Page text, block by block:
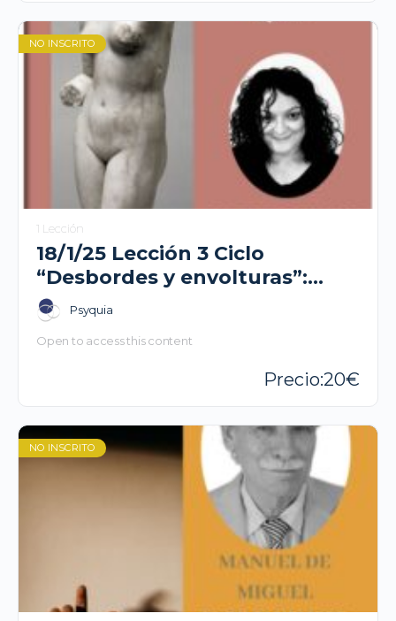
NO INSCRITO
1 Lección
18/1/25 Lección 3 Ciclo
“Desbordes y envolturas”:
Feminidad: ¿Demanda de qué?
Raquel del Amo
Psyquia
Open to access this content
20
NO INSCRITO